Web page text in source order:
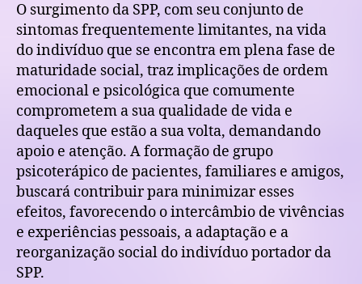
O surgimento da SPP, com seu conjunto de
sintomas frequentemente limitantes, na vida
do indivíduo que se encontra em plena fase de
maturidade social, traz implicações de ordem
emocional e psicológica que comumente
comprometem a sua qualidade de vida e
daqueles que estão a sua volta, demandando
apoio e atenção. A formação de grupo
psicoterápico de pacientes, familiares e amigos,
buscará contribuir para minimizar esses
efeitos, favorecendo o intercâmbio de vivências
e experiências pessoais, a adaptação e a
reorganização social do indivíduo portador da
SPP.